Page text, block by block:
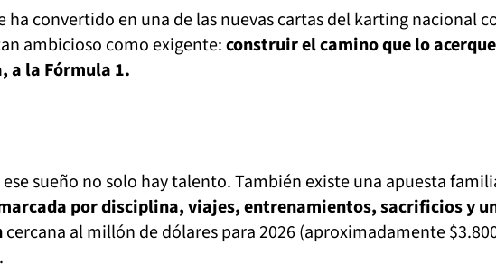
ha convertido en una de las nuevas cartas del karting nacional
ambicioso como exigente:construir el camino que lo
a la Fórmula 1.
ese sueño no solo hay talento. También existe una apuesta
por disciplina, viajes, entrenamientos, sacrificios y
cercana al millón de dólares para 2026 (aproximadamente